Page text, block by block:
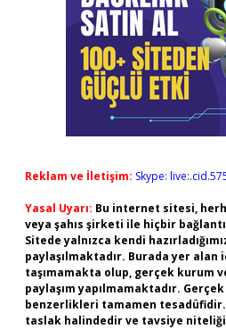
Reklam ve İletişim: Skype:
Yasal Uyarı: Bu internet sitesi,
veya şahıs şirketi ile hiçbir
Sitede yalnızca kendi
paylaşılmaktadır. Burada yer
taşımamakta olup, gerçek kurum
paylaşım yapılmamaktadır.
benzerlikleri tamamen
taslak halindedir ve tavsiye niteliği